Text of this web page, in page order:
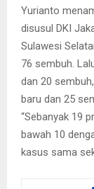
Yurianto
disusul DKI
Sulawesi
76 sembuh.
dan 20
baru dan 25
“Sebanyak 19
bawah 10
kasus sama